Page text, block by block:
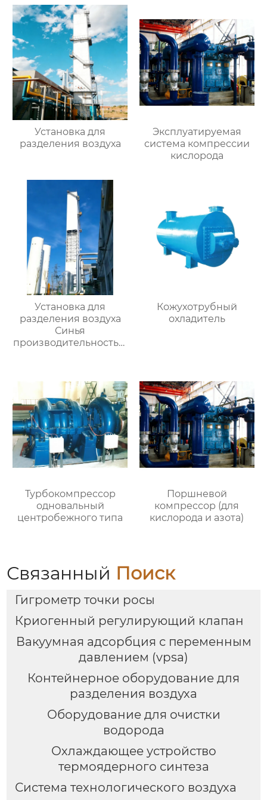
Установка для
разделения воздуха
Эксплуатируемая
система компрессии
кислорода
Установка для
разделения воздуха
Синья
производительностью
Кожухотрубный
охладитель
Турбокомпрессор
одновальный
центробежного типа
Поршневой
компрессор (для
кислорода и азота)
Связанный Поиск
Гигрометр точки росы
Криогенный регулирующий клапан
Вакуумная адсорбция с переменным
давлением (vpsa)
Контейнерное оборудование для
разделения воздуха
Оборудование для очистки
водорода
Охлаждающее устройство
термоядерного синтеза
Система технологического воздуха